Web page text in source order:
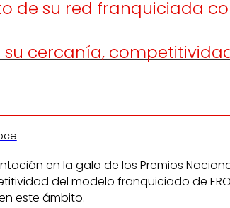
de su red franquiciada
su cercanía,
en la gala de los Premios
del modelo franquiciado de
este ámbito.